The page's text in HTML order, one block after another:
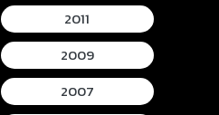
2011
2009
2007